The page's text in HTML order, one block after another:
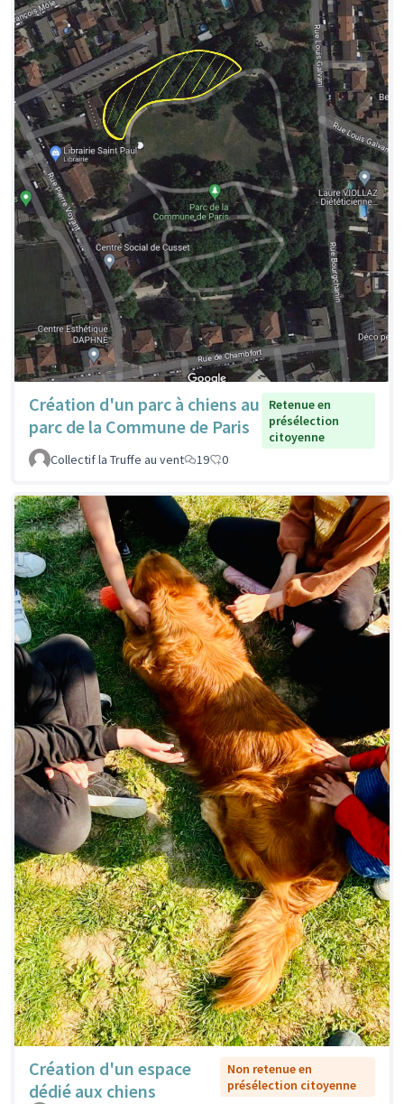
Création d'un parc à chiens au
parc de la Commune de Paris
Retenue en
présélection
citoyenne
Collectif la Truffe au vent
19 0
Création d'un espace
dédié aux chiens
Non retenue en
présélection citoyenne